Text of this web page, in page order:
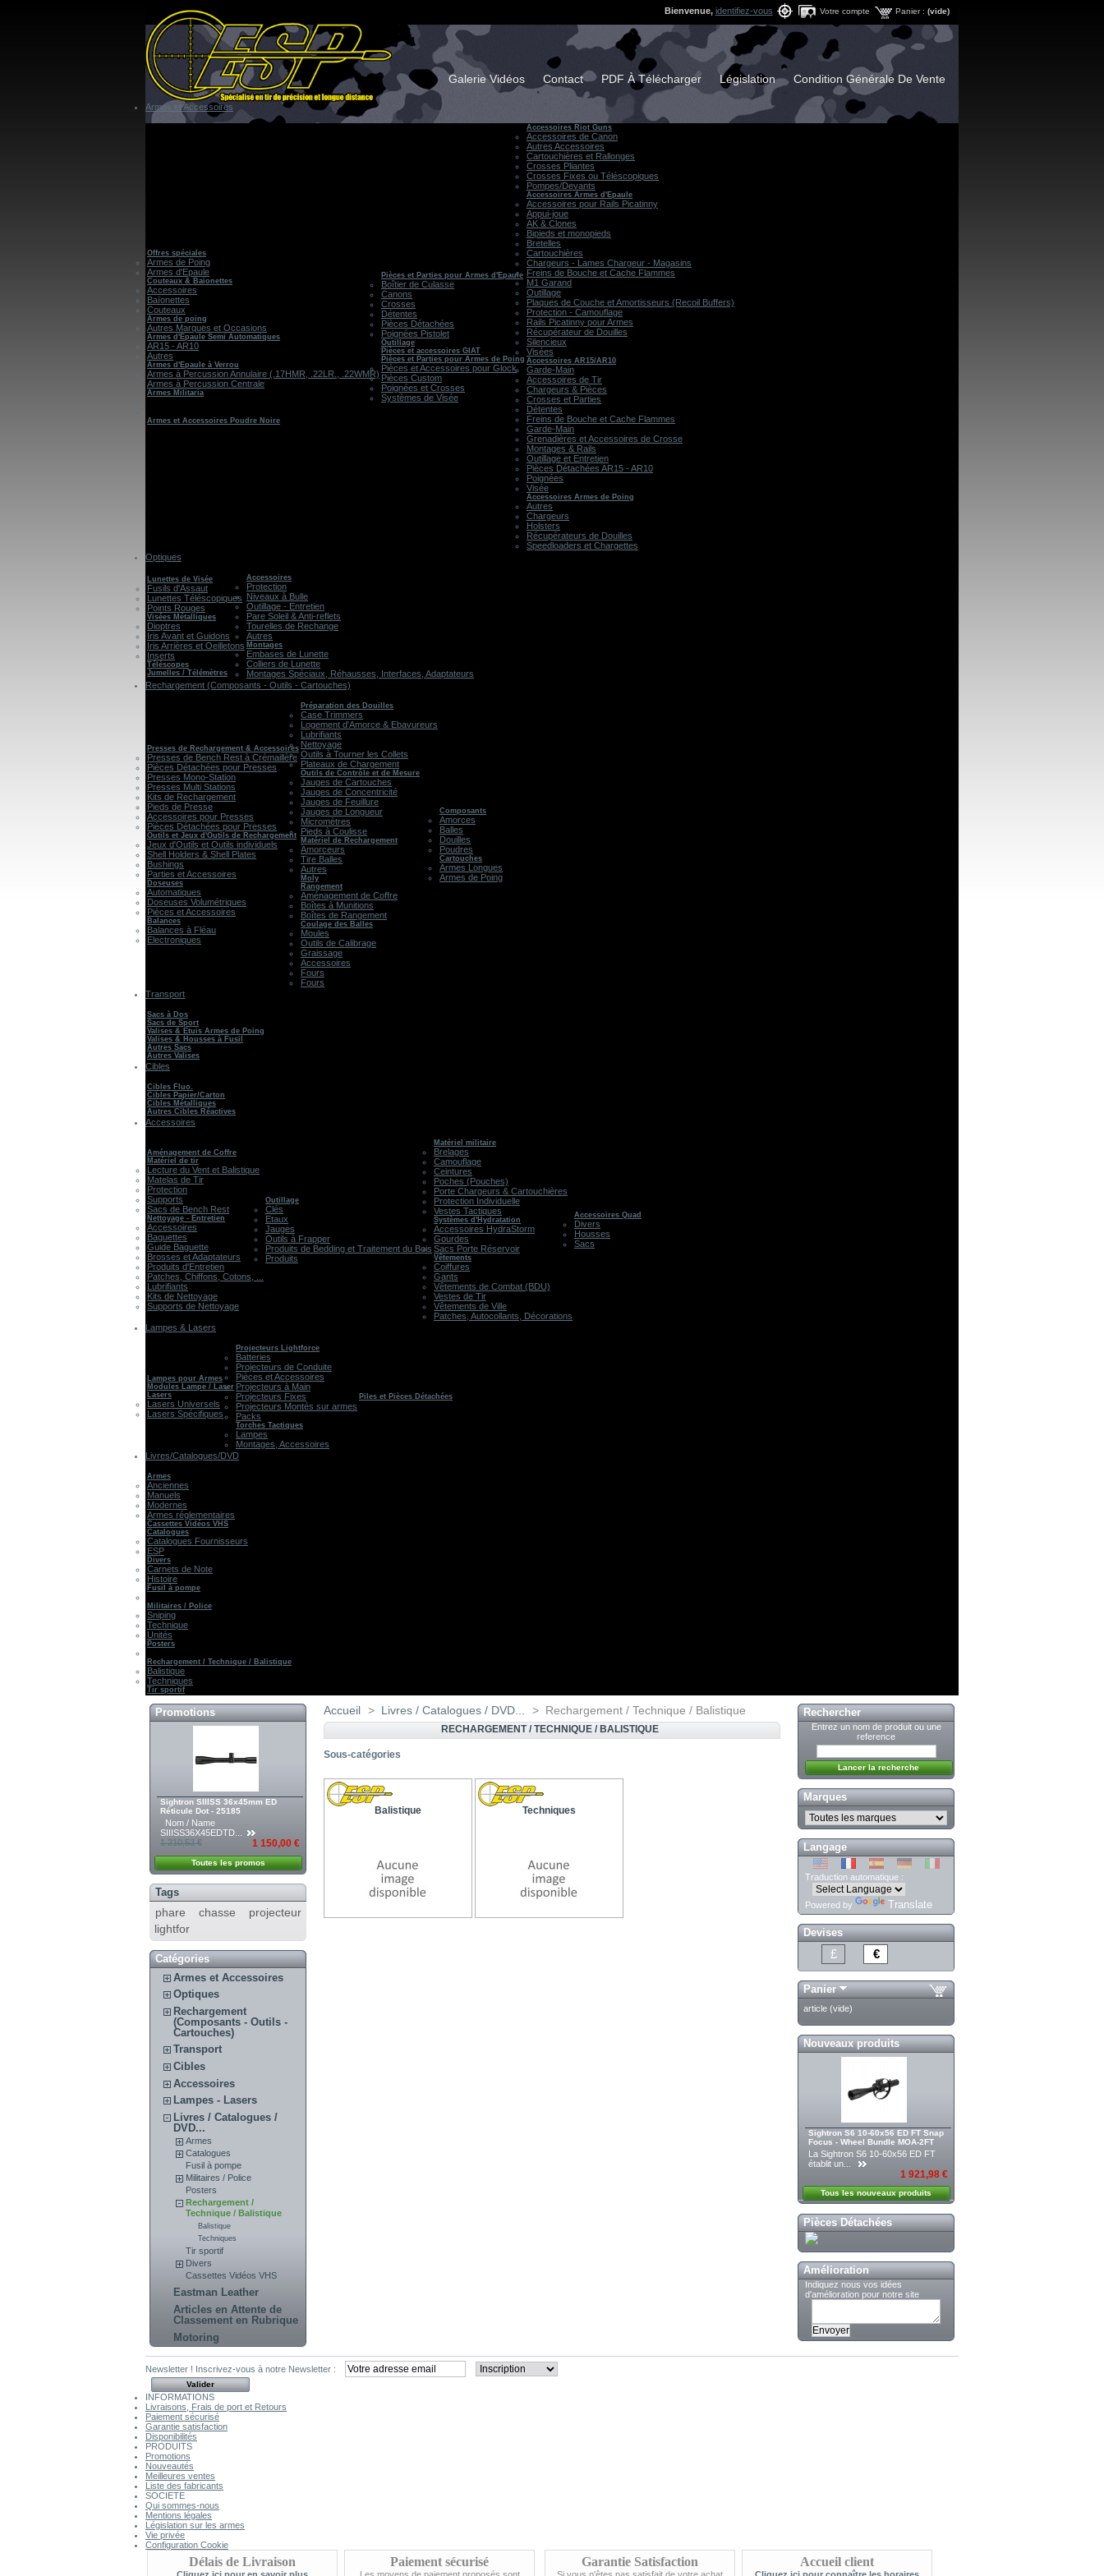
Bienvenue, identifiez-vous Panier : (vide)
Votre compte
Galerie Vidéos Contact PDF À Télécharger Législation Condition Générale De Vente
Armes et Accessoires
Offres spéciales
Armes de Poing
Armes d'Epaule
Couteaux & Baïonettes
Accessoires
Baïonettes
Couteaux
Armes de poing
Autres Marques et Occasions
Armes d'Epaule Semi Automatiques
AR15 - AR10
Autres
Armes d'Epaule à Verrou
Armes à Percussion Annulaire (.17HMR, .22LR., .22WMR)
Armes à Percussion Centrale
Armes Militaria
Armes et Accessoires Poudre Noire
Pièces et Parties pour Armes d'Epaule
Boîtier de Culasse
Canons
Crosses
Détentes
Pièces Détachées
Poignées Pistolet
Outillage
Pièces et accessoires GIAT
Pièces et Parties pour Armes de Poing
Pièces et Accessoires pour Glock
Pièces Custom
Poignées et Crosses
Systèmes de Visée
Accessoires Riot Guns
Accessoires de Canon
Autres Accessoires
Cartouchières et Rallonges
Crosses Pliantes
Crosses Fixes ou Téléscopiques
Pompes/Devants
Accessoires Armes d'Epaule
Accessoires pour Rails Picatinny
Appui-joue
AK & Clones
Bipieds et monopieds
Bretelles
Cartouchières
Chargeurs - Lames Chargeur - Magasins
Freins de Bouche et Cache Flammes
M1 Garand
Outillage
Plaques de Couche et Amortisseurs (Recoil Buffers)
Protection - Camouflage
Rails Picatinny pour Armes
Récupérateur de Douilles
Silencieux
Visées
Accessoires AR15/AR10
Garde-Main
Accessoires de Tir
Chargeurs & Pièces
Crosses et Parties
Détentes
Freins de Bouche et Cache Flammes
Garde-Main
Grenadières et Accessoires de Crosse
Montages & Rails
Outillage et Entretien
Pièces Détachées AR15 - AR10
Poignées
Visée
Accessoires Armes de Poing
Autres
Chargeurs
Holsters
Récupérateurs de Douilles
Speedloaders et Chargettes
Optiques
Lunettes de Visée
Fusils d'Assaut
Lunettes Téléscopiques
Points Rouges
Visées Métalliques
Dioptres
Iris Avant et Guidons
Iris Arrières et Oeilletons
Inserts
Téléscopes
Jumelles / Télémètres
Accessoires
Protection
Niveaux à Bulle
Outillage - Entretien
Pare Soleil & Anti-reflets
Tourelles de Rechange
Autres
Montages
Embases de Lunette
Colliers de Lunette
Montages Spéciaux, Réhausses, Interfaces, Adaptateurs
Rechargement (Composants - Outils - Cartouches)
Presses de Rechargement & Accessoires
Presses de Bench Rest à Crémaillère
Pièces Détachées pour Presses
Presses Mono-Station
Presses Multi Stations
Kits de Rechargement
Pieds de Presse
Accessoires pour Presses
Pièces Détachées pour Presses
Outils et Jeux d'Outils de Rechargement
Jeux d'Outils et Outils individuels
Shell Holders & Shell Plates
Bushings
Parties et Accessoires
Doseuses
Automatiques
Doseuses Volumétriques
Pièces et Accessoires
Balances
Balances à Fléau
Electroniques
Préparation des Douilles
Case Trimmers
Logement d'Amorce & Ebavureurs
Lubrifiants
Nettoyage
Outils à Tourner les Collets
Plateaux de Chargement
Outils de Contrôle et de Mesure
Jauges de Cartouches
Jauges de Concentricité
Jauges de Feuillure
Jauges de Longueur
Micromètres
Pieds à Coulisse
Matériel de Rechargement
Amorceurs
Tire Balles
Autres
Moly
Rangement
Aménagement de Coffre
Boîtes à Munitions
Boîtes de Rangement
Coulage des Balles
Moules
Outils de Calibrage
Graissage
Accessoires
Fours
Fours
Composants
Amorces
Balles
Douilles
Poudres
Cartouches
Armes Longues
Armes de Poing
Transport
Sacs à Dos
Sacs de Sport
Valises & Etuis Armes de Poing
Valises & Housses à Fusil
Autres Sacs
Autres Valises
Cibles
Cibles Fluo.
Cibles Papier/Carton
Cibles Métalliques
Autres Cibles Réactives
Accessoires
Aménagement de Coffre
Matériel de tir
Lecture du Vent et Balistique
Matelas de Tir
Protection
Supports
Sacs de Bench Rest
Nettoyage - Entretien
Accessoires
Baguettes
Guide Baguette
Brosses et Adaptateurs
Produits d'Entretien
Patches, Chiffons, Cotons, ...
Lubrifiants
Kits de Nettoyage
Supports de Nettoyage
Outillage
Clés
Etaux
Jauges
Outils à Frapper
Produits de Bedding et Traitement du Bois
Produits
Matériel militaire
Brelages
Camouflage
Ceintures
Poches (Pouches)
Porte Chargeurs & Cartouchières
Protection Individuelle
Vestes Tactiques
Systèmes d'Hydratation
Accessoires HydraStorm
Gourdes
Sacs Porte Réservoir
Vêtements
Coiffures
Gants
Vêtements de Combat (BDU)
Vestes de Tir
Vêtements de Ville
Patches, Autocollants, Décorations
Accessoires Quad
Divers
Housses
Sacs
Lampes & Lasers
Lampes pour Armes
Modules Lampe / Laser
Lasers
Lasers Universels
Lasers Spécifiques
Projecteurs Lightforce
Batteries
Projecteurs de Conduite
Pièces et Accessoires
Projecteurs à Main
Projecteurs Fixes
Projecteurs Montés sur armes
Packs
Torches Tactiques
Lampes
Montages, Accessoires
Piles et Pièces Détachées
Livres/Catalogues/DVD
Armes
Anciennes
Manuels
Modernes
Armes réglementaires
Cassettes Vidéos VHS
Catalogues
Catalogues Fournisseurs
ESP
Divers
Carnets de Note
Histoire
Fusil à pompe
Militaires / Police
Sniping
Technique
Unités
Posters
Rechargement / Technique / Balistique
Balistique
Techniques
Tir sportif
Promotions
Sightron SIIISS 36x45mm ED
Réticule Dot - 25185
Nom / Name
SIIISS36X45EDTD...
1 210,53 €
1 150,00 €
Toutes les promos
Tags
phare chasse projecteur
lightfor
Catégories
Armes et Accessoires
Optiques
Rechargement
(Composants - Outils -
Cartouches)
Transport
Cibles
Accessoires
Lampes - Lasers
Livres / Catalogues /
DVD...
Armes
Catalogues
Fusil à pompe
Militaires / Police
Posters
Rechargement /
Technique / Balistique
Balistique
Techniques
Tir sportif
Divers
Cassettes Vidéos VHS
Eastman Leather
Articles en Attente de
Classement en Rubrique
Motoring
Accueil > Livres / Catalogues / DVD... > Rechargement / Technique / Balistique
RECHARGEMENT / TECHNIQUE / BALISTIQUE
Sous-catégories
Balistique Techniques
Rechercher
Entrez un nom de produit ou une
reference
Marques
Langage
Traduction automatique :
Powered by Translate
Devises
£ €
Panier
article (vide)
Nouveaux produits
Sightron S6 10-60x56 ED FT Snap
Focus - Wheel Bundle MOA-2FT
La Sightron S6 10-60x56 ED FT
établit un...
1 921,98 €
Tous les nouveaux produits
Pièces Détachées
Amélioration
Indiquez nous vos idées
d'amélioration pour notre site
Newsletter ! Inscrivez-vous à notre Newsletter :
INFORMATIONS
Livraisons, Frais de port et Retours
Paiement sécurisé
Garantie satisfaction
Disponibilités
PRODUITS
Promotions
Nouveautés
Meilleures ventes
Liste des fabricants
SOCIETE
Qui sommes-nous
Mentions légales
Législation sur les armes
Vie privée
Configuration Cookie
Délais de Livraison Paiement sécurisé Garantie Satisfaction Accueil client